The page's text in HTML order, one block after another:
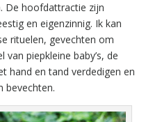
De hoofdattractie zijn
en eigenzinnig. Ik kan
rituelen, gevechten om
piepkleine baby’s, de
hand en tand verdedigen en
bevechten.